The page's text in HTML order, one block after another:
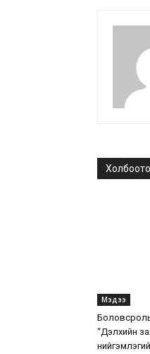
Мэдээ
“Дэлхийн